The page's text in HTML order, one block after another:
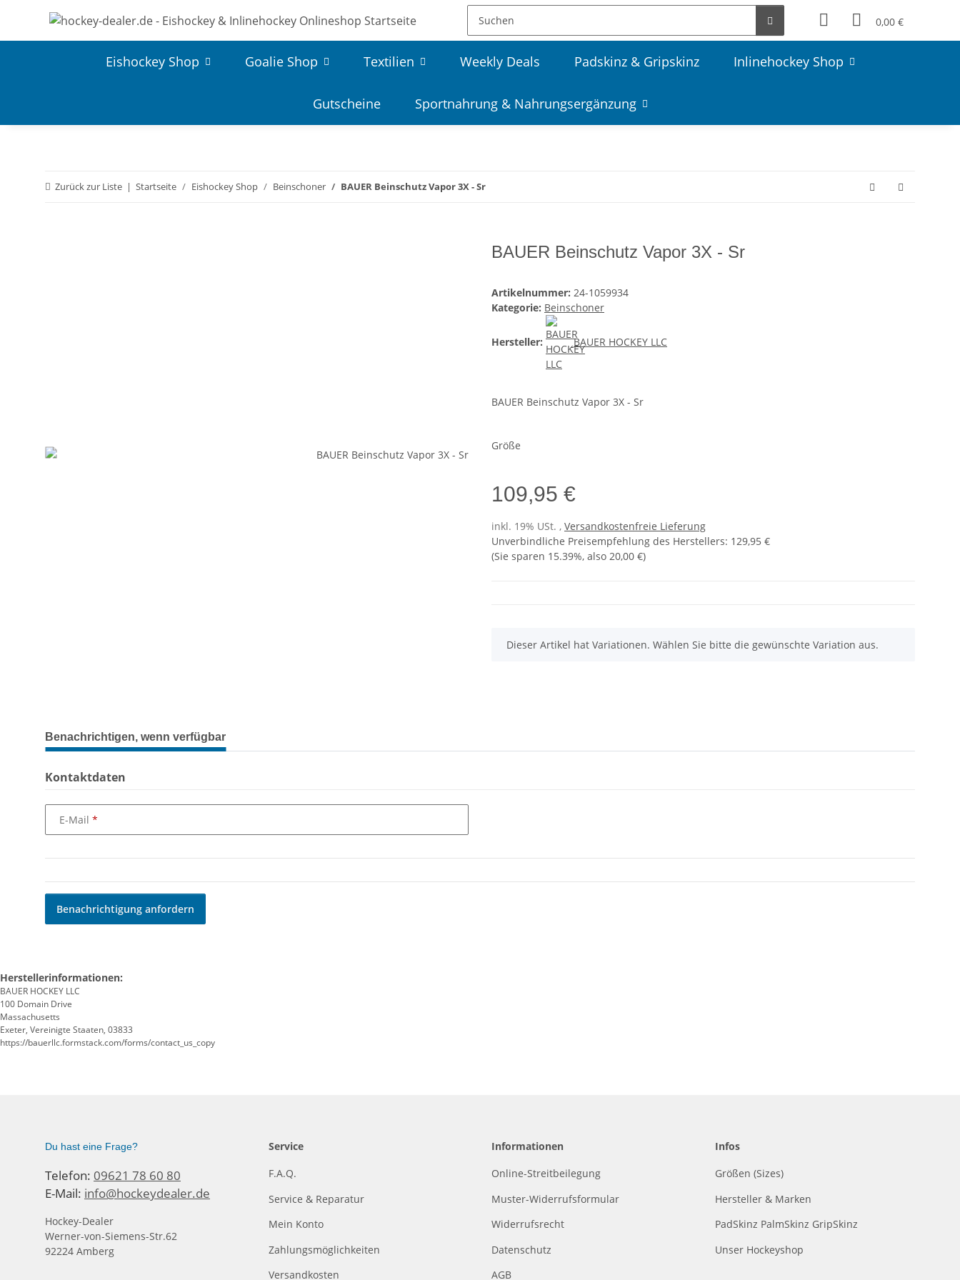
0,00 €
Eishockey Shop Goalie Shop Textilien Weekly Deals Padskinz & Gripskinz Inlinehockey Shop
Gutscheine Sportnahrung & Nahrungsergänzung
Zurück zur Liste Startseite Eishockey Shop Beinschoner BAUER Beinschutz Vapor 3X - Sr
BAUER Beinschutz Vapor 3X - Sr
Artikelnummer: 24-1059934
Kategorie: Beinschoner
Hersteller: BAUER HOCKEY LLC
BAUER Beinschutz Vapor 3X - Sr
Größe
109,95 €
inkl. 19% USt. , Versandkostenfreie Lieferung
Unverbindliche Preisempfehlung des Herstellers: 129,95 €
(Sie sparen 15.39%, also 20,00 €)
x
Dieser Artikel hat Variationen. Wählen Sie bitte die gewünschte Variation aus.
weitere Registerkarten anzeigen
Benachrichtigen, wenn verfügbar
Kontaktdaten
E-Mail
Benachrichtigung anfordern
Herstellerinformationen:
BAUER HOCKEY LLC
100 Domain Drive
Massachusetts
Exeter, Vereinigte Staaten, 03833
https://bauerllc.formstack.com/forms/contact_us_copy
Du hast eine Frage?
Telefon: 09621 78 60 80
E-Mail: info@hockeydealer.de
Hockey-Dealer
Werner-von-Siemens-Str.62
92224 Amberg
Service
F.A.Q.
Service & Reparatur
Mein Konto
Zahlungsmöglichkeiten
Versandkosten
Informationen
Online-Streitbeilegung
Muster-Widerrufsformular
Widerrufsrecht
Datenschutz
AGB
Infos
Größen (Sizes)
Hersteller & Marken
PadSkinz PalmSkinz GripSkinz
Unser Hockeyshop